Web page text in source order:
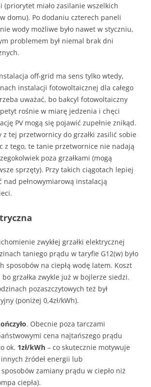
(priorytet miało zasilanie wszelkich
domu). Po dodaniu czterech paneli
wody możliwe było nawet w styczniu,
problemem był niemal brak dni
off-grid ma sens tylko wtedy,
instalacji fotowoltaicznej dla całego
uważać, bo bakcyl fotowoltaiczny
rośnie w miarę jedzenia i chęci
PV mogą się pojawić zupełnie znikąd.
z tej przetwornicy do grzałki zasilić sobie
z tego, te tanie przetwornice nie nadają
poza grzałkami (mogą
sprzęty). Przy takich ciągotach lepiej
nad pełnowymiarową instalacją
zwykłej grzałki elektrycznej
taniego prądu w taryfie G12(w) było
sposobów na ciepłą wodę latem. Koszt
grzałka zwykle już w bojlerze siedzi.
pozaszczytowych też był
(poniżej 0,4zł/kWh).
. Obecnie poza tarczami
cena najtańszego prądu
ok. 1zł/kWh – co skutecznie motywuje
źródeł energii lub
zamiany prądu w ciepło niż
ciepła).